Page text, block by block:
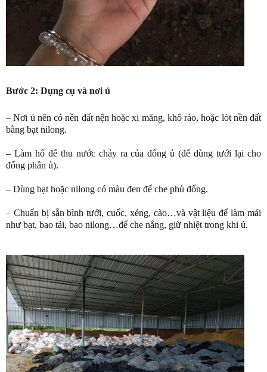
Bước 2: Dụng cụ và nơi ủ
– Nơi ủ nên có nền đất nện hoặc xi măng, khô ráo, hoặc lót nền đất
bằng bạt nilong.
– Làm hố để thu nước chảy ra của đống ủ (để dùng tưới lại cho
đống phân ủ).
– Dùng bạt hoặc nilong có màu đen để che phủ đống.
– Chuẩn bị sẵn bình tưới, cuốc, xẻng, cào…và vật liệu để làm mái
như bạt, bao tải, bao nilong…để che nắng, giữ nhiệt trong khi ủ.